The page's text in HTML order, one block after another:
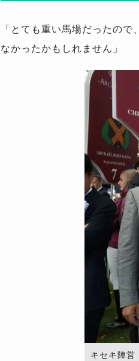
「とても重い馬場だったの
なかったかもしれません」
キセキ陣